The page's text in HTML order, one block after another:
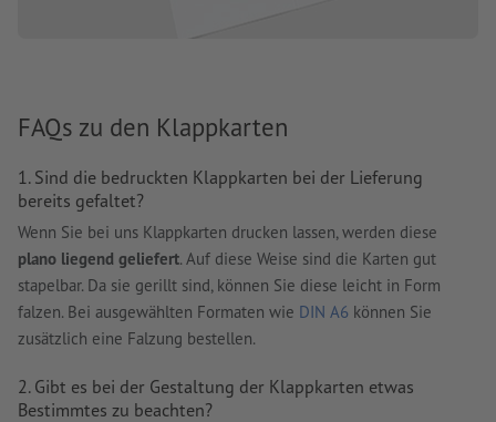
FAQs zu den Klappkarten
1. Sind die bedruckten Klappkarten bei der Lieferung
bereits gefaltet?
Wenn Sie bei uns Klappkarten drucken lassen, werden diese
plano liegend geliefert. Auf diese Weise sind die Karten gut
stapelbar. Da sie gerillt sind, können Sie diese leicht in Form
falzen. Bei ausgewählten Formaten wie DIN A6 können Sie
zusätzlich eine Falzung bestellen.
2. Gibt es bei der Gestaltung der Klappkarten etwas
Bestimmtes zu beachten?